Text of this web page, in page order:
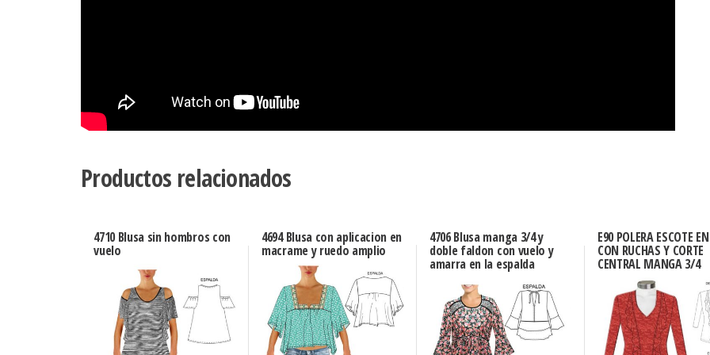
Productos relacionados
4710 Blusa sin hombros con
vuelo
4694 Blusa con aplicacion en
macrame y ruedo amplio
4706 Blusa manga 3/4 y
doble faldon con vuelo y
amarra en la espalda
E90 POLERA ESCOTE
CON RUCHAS Y CORTE
CENTRAL MANGA 3/4